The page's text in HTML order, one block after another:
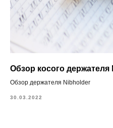
Обзор косого держателя
Обзор держателя Nibholder
30.03.2022